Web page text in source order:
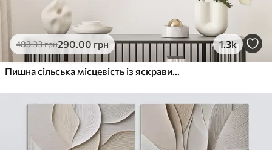
483.33грн290.00 грн 1.3k
Пишна сільська місцевість із яскравим лугом диких квітів, наповненим різнокольоровими квітами під хмарним небом